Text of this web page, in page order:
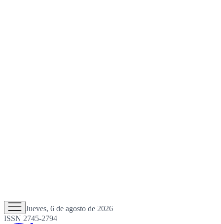
Jueves, 6 de agosto de 2026
ISSN 2745-2794